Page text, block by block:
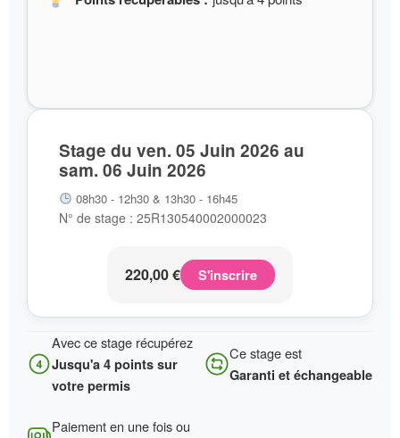
Stage du ven. 05 Juin 2026 au
sam. 06 Juin 2026
08h30 - 12h30 & 13h30 - 16h45
N° de stage : 25R130540002000023
220,00€ S'inscrire
Avec ce stage récupérez
Jusqu'a 4 points sur
votre permis
Ce stage est
Garanti et échangeable
Paiement en une fois ou